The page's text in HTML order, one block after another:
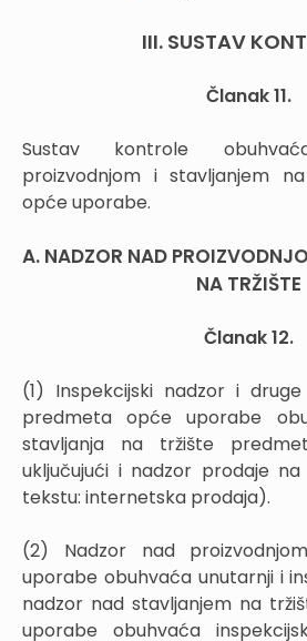
III. SUSTAV
Članak 11.
Sustav kontrole
proizvodnjom i stavljanjem
opće uporabe.
A. NADZOR NAD
NA TRŽIŠTE
Članak 12.
(1) Inspekcijski nadzor i
predmeta opće uporabe
stavljanja na tržište
uključujući i nadzor prodaje
tekstu: internetska prodaja).
(2) Nadzor nad
uporabe obuhvaća unutarnji i
nadzor nad stavljanjem na
uporabe obuhvaća